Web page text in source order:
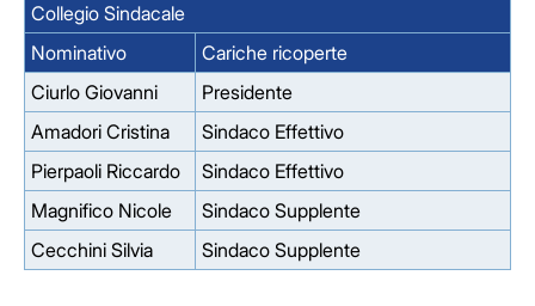
Collegio Sindacale
Nominativo
Cariche ricoperte
Ciurlo Giovanni
Presidente
Amadori Cristina
Sindaco Effettivo
Pierpaoli Riccardo
Sindaco Effettivo
Magnifico Nicole
Sindaco Supplente
Cecchini Silvia
Sindaco Supplente